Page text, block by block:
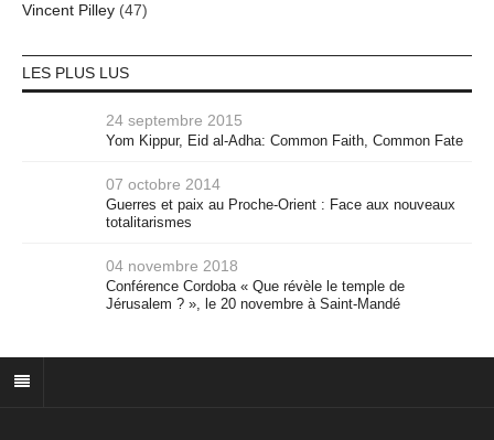
Vincent Pilley (47)
LES PLUS LUS
24 septembre 2015
Yom Kippur, Eid al-Adha: Common Faith, Common Fate
07 octobre 2014
Guerres et paix au Proche-Orient : Face aux nouveaux
totalitarismes
04 novembre 2018
Conférence Cordoba « Que révèle le temple de
Jérusalem ? », le 20 novembre à Saint-Mandé